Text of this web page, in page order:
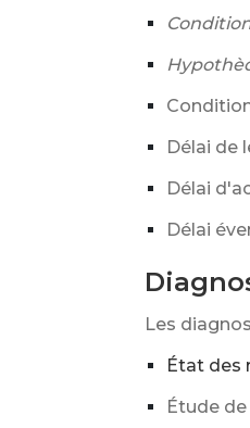
Délai de
Délai
Délai
Les
État des
Étude de